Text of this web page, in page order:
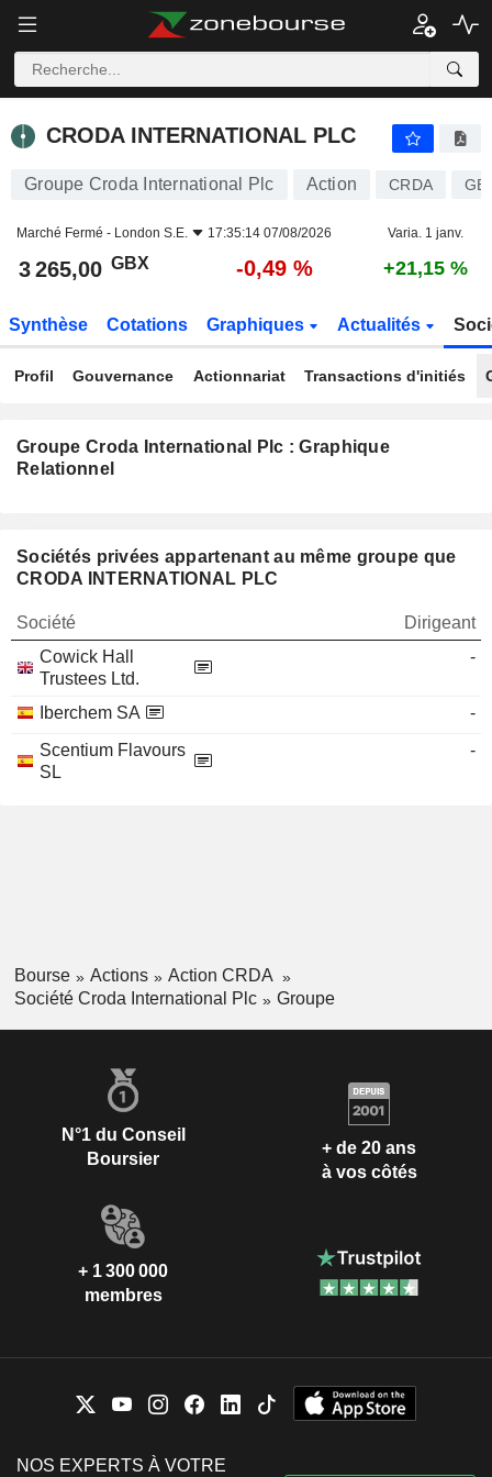
CRODA INTERNATIONAL PLC
Groupe Croda International Plc Action CRDA
Marché Fermé - London S.E. 17:35:14 07/08/2026 Varia. 1 janv.
3 265,00 GBX -0,49 % +21,15 %
Synthèse Cotations Graphiques Actualités
Profil Gouvernance Actionnariat Transactions d'initiés
Groupe Croda International Plc : Graphique
Relationnel
Sociétés privées appartenant au même groupe que
CRODA INTERNATIONAL PLC
Société
Dirigeant
Cowick Hall
Trustees Ltd.
-
Iberchem SA
-
Scentium Flavours
SL
-
Bourse Actions
Action CRDA
Société Croda International Plc
Groupe
N°1 du Conseil
Boursier
+ de 20 ans
à vos côtés
+ 1 300 000
membres
NOS EXPERTS À VOTRE